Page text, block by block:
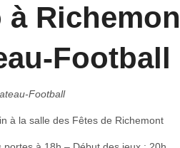
à
Football
Football
à la salle des Fêtes de Richemont